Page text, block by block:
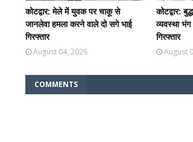
कोटद्वार: मेले में युवक पर चाकू से
जानलेवा हमला करने वाले दो सगे भाई
गिरफ्तार
August 04, 2026
कोटद्वार:
व्यवस्था
गिरफ्तार
August
COMMENTS